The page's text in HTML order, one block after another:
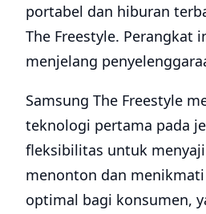
portabel dan hiburan
The Freestyle. Perangkat
menjelang
Samsung The Freestyle
teknologi pertama pada
fleksibilitas untuk
menonton dan
optimal bagi konsumen,